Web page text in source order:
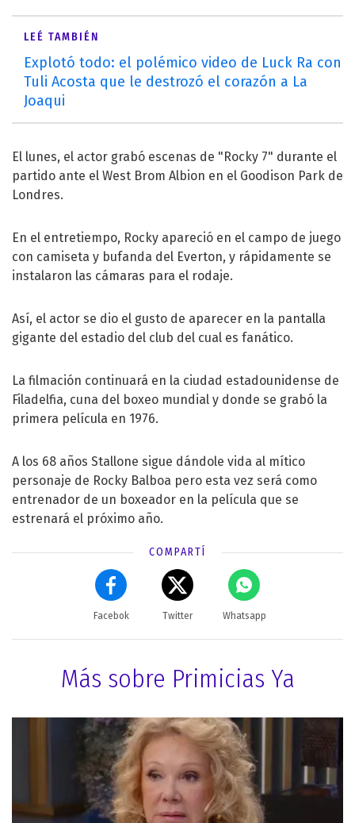
LEÉ TAMBIÉN
Explotó todo: el polémico video de Luck Ra con
Tuli Acosta que le destrozó el corazón a La
Joaqui
El lunes, el actor grabó escenas de "Rocky 7" durante el
partido ante el West Brom Albion en el Goodison Park de
Londres.
En el entretiempo, Rocky apareció en el campo de juego
con camiseta y bufanda del Everton, y rápidamente se
instalaron las cámaras para el rodaje.
Así, el actor se dio el gusto de aparecer en la pantalla
gigante del estadio del club del cual es fanático.
La filmación continuará en la ciudad estadounidense de
Filadelfia, cuna del boxeo mundial y donde se grabó la
primera película en 1976.
A los 68 años Stallone sigue dándole vida al mítico
personaje de Rocky Balboa pero esta vez será como
entrenador de un boxeador en la película que se
estrenará el próximo año.
COMPARTÍ
Facebok Twitter Whatsapp
Más sobre Primicias Ya